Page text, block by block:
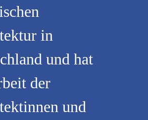
in
und hat
der
und